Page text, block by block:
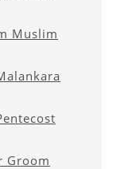
Muslim
Groom